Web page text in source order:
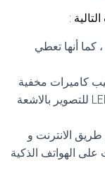
:
كما أنها تعطي
كاميرات مخفية
تتميز بالدقة العالية و مزودة بمصابيح LED للتصوير بالاشعة
الانترنت و
الهواتف الذكية